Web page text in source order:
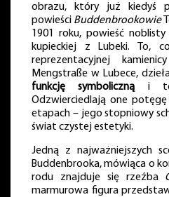
obrazu, który już kiedyś
powieści Buddenbrookowie
1901 roku, powieść
kupieckiej z Lubeki. To,
reprezentacyjnej
Mengstraße w Lubece,
funkcję symboliczną i to
Odzwierciedlają one
etapach – jego stopniowy
świat czystej estetyki.
Jedną z najważniejszych
Buddenbrooka, mówiąca o
rodu znajduje się rzeźba
marmurowa figura